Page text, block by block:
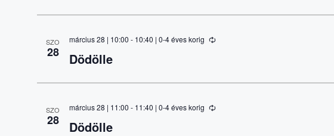
SZO
28
március 28 | 10:00 - 10:40 | 0-4 éves korig
Dödölle
SZO
28
március 28 | 11:00 - 11:40 | 0-4 éves korig
Dödölle